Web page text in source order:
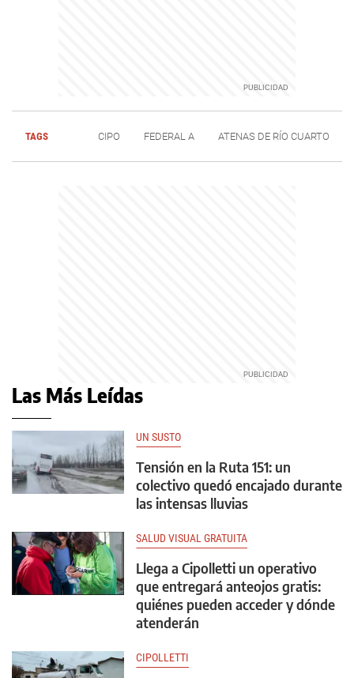
TAGS CIPO FEDERAL A ATENAS DE RÍO CUARTO
Las Más Leídas
UN SUSTO
Tensión en la Ruta 151: un
colectivo quedó encajado durante
las intensas lluvias
SALUD VISUAL GRATUITA
Llega a Cipolletti un operativo
que entregará anteojos gratis:
quiénes pueden acceder y dónde
atenderán
CIPOLLETTI